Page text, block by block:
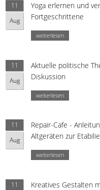
11
Aug
Yoga erlernen und
Fortgeschrittene
weiterlesen
11
Aug
Aktuelle politische
Diskussion
weiterlesen
11
Aug
Repair-Cafe -
Altgeräten zur
weiterlesen
11
Kreatives Gestalten